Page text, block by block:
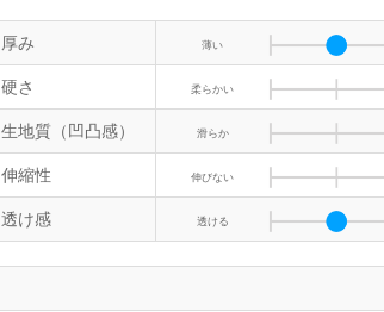
厚み 薄い
硬さ 柔らかい
生地質（凹凸感） 滑らか
伸縮性 伸びない
透け感 透ける